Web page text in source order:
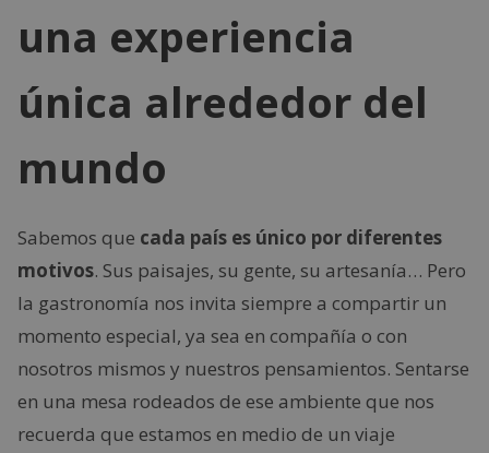
una experiencia
única alrededor del
mundo
Sabemos que cada país es único por diferentes
motivos. Sus paisajes, su gente, su artesanía… Pero
la gastronomía nos invita siempre a compartir un
momento especial, ya sea en compañía o con
nosotros mismos y nuestros pensamientos. Sentarse
en una mesa rodeados de ese ambiente que nos
recuerda que estamos en medio de un viaje